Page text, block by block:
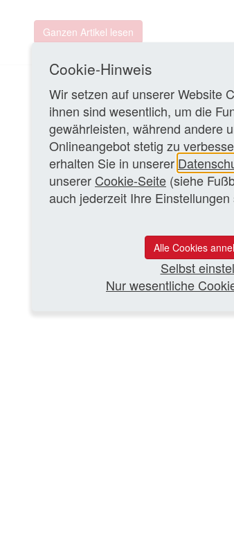
Ganzen Artikel lesen
Cookie-Hinweis
Wir setzen auf unserer Website
ihnen sind wesentlich, um die
gewährleisten, während andere
Onlineangebot stetig zu
erhalten Sie in unserer
unserer Cookie-Seite (siehe
auch jederzeit Ihre
Alle Cookies
Selbst
Nur wesentliche